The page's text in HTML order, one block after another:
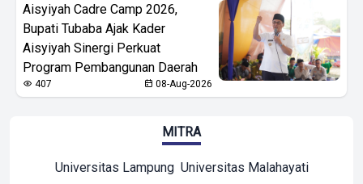
Aisyiyah Cadre Camp 2026,
Bupati Tubaba Ajak Kader
Aisyiyah Sinergi Perkuat
Program Pembangunan Daerah
407 08-Aug-2026
MITRA
Universitas Lampung Universitas Malahayati